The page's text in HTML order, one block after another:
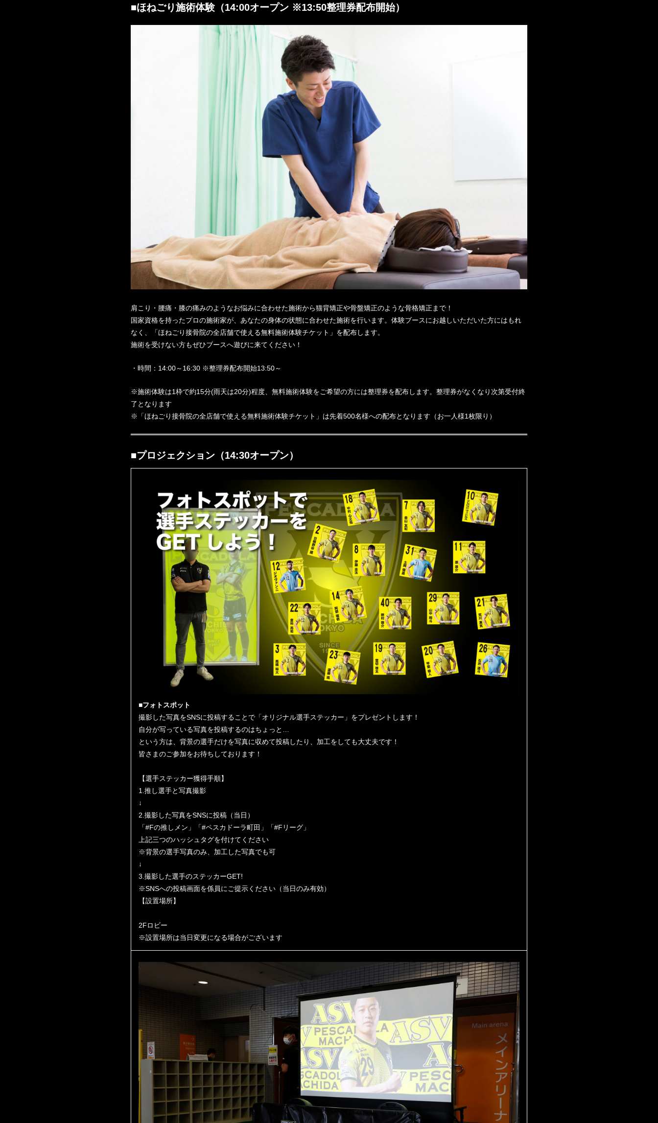
■ほねごり施術体験（14:00オープン ※13:50整理券配布開始）
肩こり・腰痛・膝の痛みのようなお悩みに合わせた施術から猫背矯正や骨盤矯正のような骨格矯正まで！
国家資格を持ったプロの施術家が、あなたの身体の状態に合わせた施術を行います。体験ブースにお越しいただいた方にはもれ
なく、「ほねごり接骨院の全店舗で使える無料施術体験チケット」を配布します。
施術を受けない方もぜひブースへ遊びに来てください！
・時間：14:00～16:30 ※整理券配布開始13:50～
※施術体験は1枠で約15分(雨天は20分)程度、無料施術体験をご希望の方には整理券を配布します。整理券がなくなり次第受付終
了となります
※「ほねごり接骨院の全店舗で使える無料施術体験チケット」は先着500名様への配布となります（お一人様1枚限り）
■プロジェクション（14:30オープン）
■フォトスポット
撮影した写真をSNSに投稿することで「オリジナル選手ステッカー」をプレゼントします！
自分が写っている写真を投稿するのはちょっと…
という方は、背景の選手だけを写真に収めて投稿したり、加工をしても大丈夫です！
皆さまのご参加をお待ちしております！
【選手ステッカー獲得手順】
1.推し選手と写真撮影
↓
2.撮影した写真をSNSに投稿（当日）
「#Fの推しメン」「#ペスカドーラ町田」「#Fリーグ」
上記三つのハッシュタグを付けてください
※背景の選手写真のみ、加工した写真でも可
↓
3.撮影した選手のステッカーGET!
※SNSへの投稿画面を係員にご提示ください（当日のみ有効）
【設置場所】
2Fロビー
※設置場所は当日変更になる場合がございます